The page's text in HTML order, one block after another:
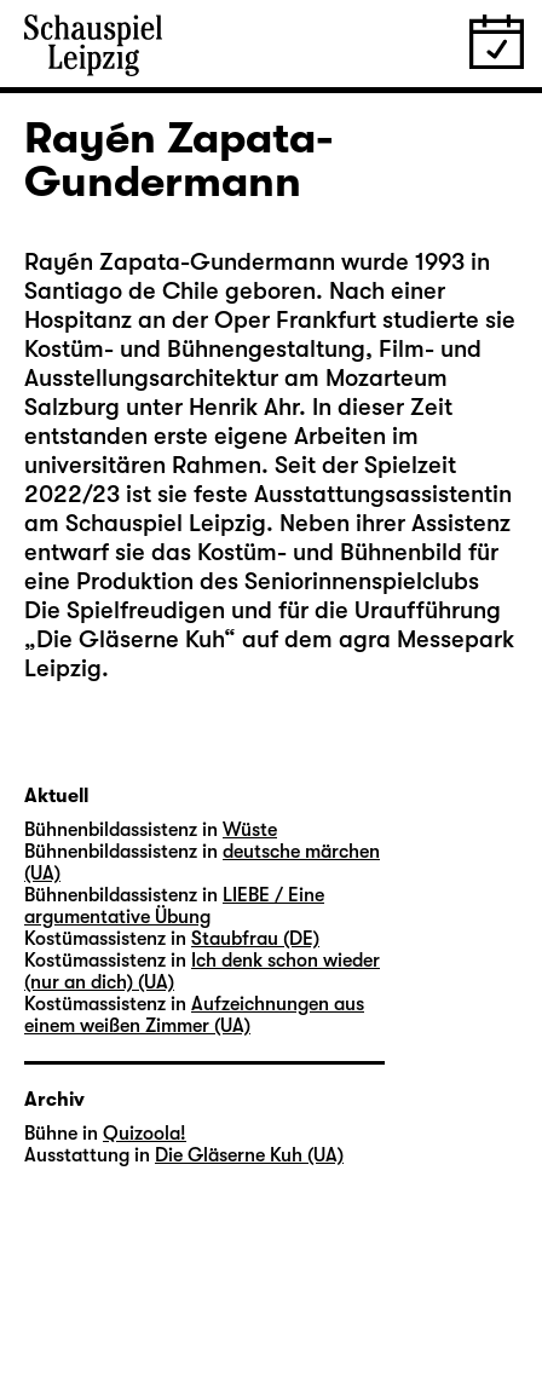
Rayén Zapata-
Gundermann
Rayén Zapata-Gundermann wurde 1993 in
Santiago de Chile geboren. Nach einer
Hospitanz an der Oper Frankfurt studierte sie
Kostüm- und Bühnengestaltung, Film- und
Ausstellungsarchitektur am Mozarteum
Salzburg unter Henrik Ahr. In dieser Zeit
entstanden erste eigene Arbeiten im
universitären Rahmen. Seit der Spielzeit
2022/23 ist sie feste Ausstattungsassistentin
am Schauspiel Leipzig. Neben ihrer Assistenz
entwarf sie das Kostüm- und Bühnenbild für
eine Produktion des Seniorinnenspielclubs
Die Spielfreudigen und für die Uraufführung
„Die Gläserne Kuh“ auf dem agra Messepark
Leipzig.
Aktuell
Bühnenbildassistenz in Wüste
Bühnenbildassistenz in deutsche märchen
(UA)
Bühnenbildassistenz in LIEBE / Eine
argumentative Übung
Kostümassistenz in Staubfrau (DE)
Kostümassistenz in Ich denk schon wieder
(nur an dich) (UA)
Kostümassistenz in Aufzeichnungen aus
einem weißen Zimmer (UA)
Archiv
Bühne in Quizoola!
Ausstattung in Die Gläserne Kuh (UA)